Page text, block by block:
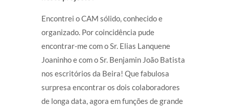
Encontrei o CAM sólido, conhecido e
organizado. Por coincidência pude
encontrar-me com o Sr. Elias Lanquene
Joaninho e com o Sr. Benjamin João Batista
nos escritórios da Beira! Que fabulosa
surpresa encontrar os dois colaboradores
de longa data, agora em funções de grande